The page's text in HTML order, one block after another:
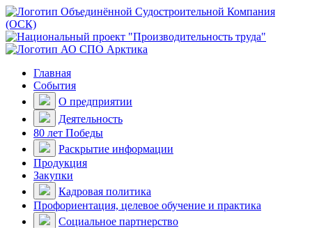
Главная
События
О предприятии
Деятельность
80 лет Победы
Раскрытие информации
Продукция
Закупки
Кадровая политика
Профориентация, целевое обучение и практика
Социальное партнерство